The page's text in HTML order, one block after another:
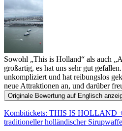
Sowohl „This is Holland“ als auch
großartig, es hat uns sehr gut
unkompliziert und hat reibungslos
neue Attraktionen an, und darüber
Originale Bewertung auf Englisch
Kombitickets: THIS IS HOLLAND
traditioneller holländischer